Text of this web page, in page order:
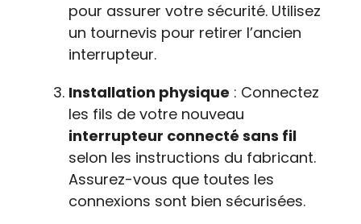
pour assurer votre sécurité. Utilisez
un tournevis pour retirer l’ancien
interrupteur.
Installation physique : Connectez
les fils de votre nouveau
interrupteur connecté sans fil
selon les instructions du fabricant.
Assurez-vous que toutes les
connexions sont bien sécurisées.